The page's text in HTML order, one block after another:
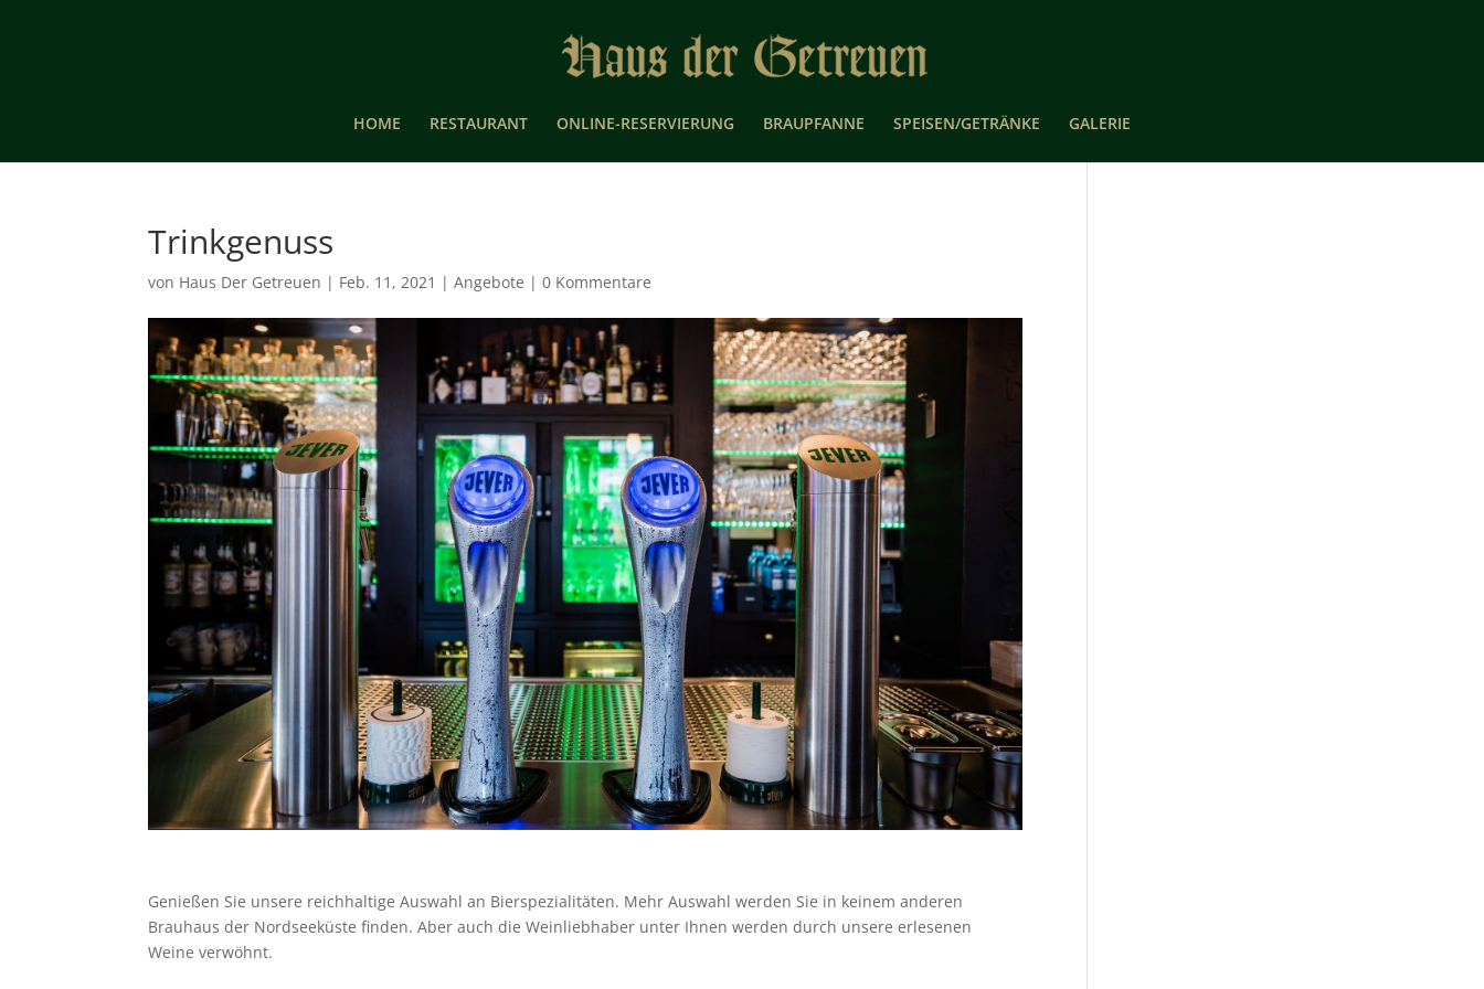
HOME RESTAURANT ONLINE-RESERVIERUNG BRAUPFANNE SPEISEN/GETRÄNKE GALERIE
Trinkgenuss
von Haus Der Getreuen | Feb. 11, 2021 |Angebote |0 Kommentare
Genießen Sie unsere reichhaltige Auswahl an Bierspezialitäten. Mehr Auswahl werden Sie in keinem anderen
Brauhaus der Nordseeküste finden. Aber auch die Weinliebhaber unter Ihnen werden durch unsere erlesenen
Weine verwöhnt.